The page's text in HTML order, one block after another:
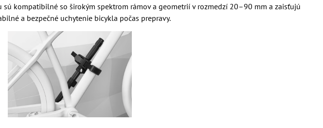
kompatibilné so širokým spektrom rámov a geometrií v rozmedzí 20–90 mm a zaisťujú
a bezpečné uchytenie bicykla počas prepravy.